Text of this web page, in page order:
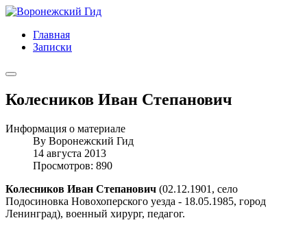
Главная
Записки
Колесников Иван Степанович
Информация о материале
By Воронежский Гид
14 августа 2013
Просмотров: 890
Колесников Иван Степанович (02.12.1901, село
Подосиновка Новохоперского уезда - 18.05.1985, город
Ленинград), военный хирург, педагог.